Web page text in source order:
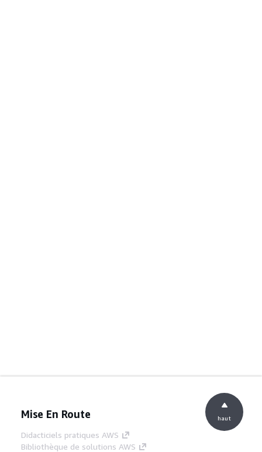
Mise En Route
Didacticiels pratiques AWS
Bibliothèque de solutions AWS
haut